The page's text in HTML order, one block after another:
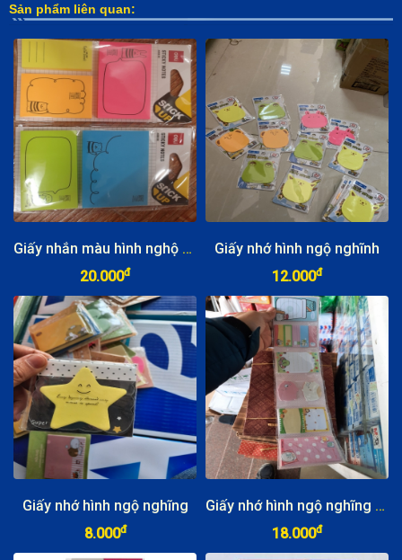
Sản phẩm liên quan:
Giấy nhắn màu hình nghộ nghĩnh Deli A55502
20.000đ
Giấy nhớ hình ngộ nghĩnh
12.000đ
Giấy nhớ hình ngộ nghĩng
8.000đ
Giấy nhớ hình ngộ nghĩng (6 tập/dây)
18.000đ